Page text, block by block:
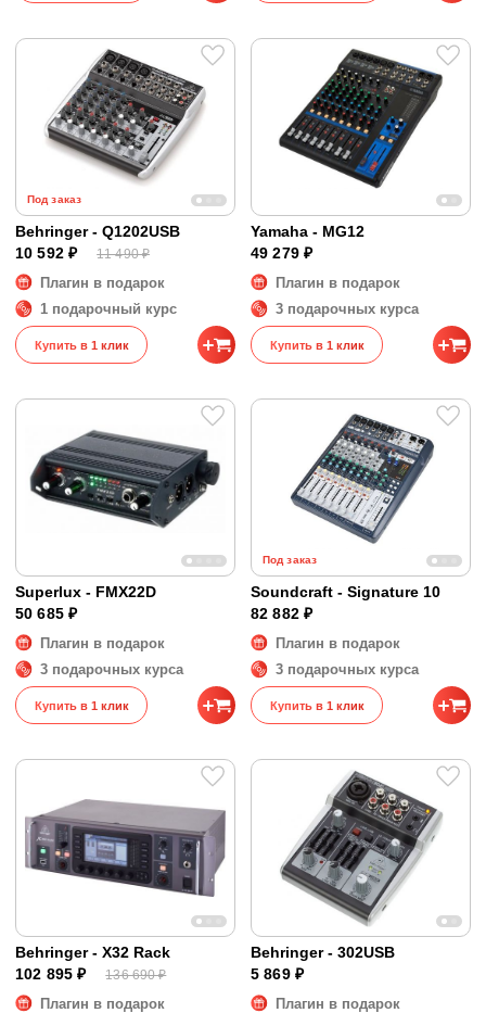
Под заказ
Behringer - Q1202USB
10 592 ₽
11 490 ₽
Плагин в подарок
1 подарочный курс
Купить в 1 клик
Yamaha - MG12
49 279 ₽
Плагин в подарок
3 подарочных курса
Купить в 1 клик
Superlux - FMX22D
50 685 ₽
Плагин в подарок
3 подарочных курса
Купить в 1 клик
Под заказ
Soundcraft - Signature 10
82 882 ₽
Плагин в подарок
3 подарочных курса
Купить в 1 клик
Behringer - X32 Rack
102 895 ₽
136 690 ₽
Плагин в подарок
Behringer - 302USB
5 869 ₽
Плагин в подарок